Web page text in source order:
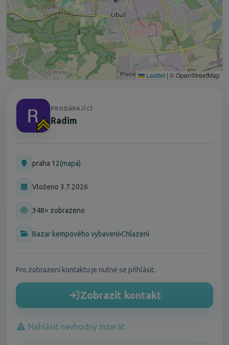
Leaflet | © OpenStreetMap
PRODÁVAJÍCÍ
Radim
praha 12(mapa)
Vloženo 3.7.2026
348× zobrazeno
Bazar kempového vybavení›Chlazení
Pro zobrazení kontaktu je nutné se přihlásit.
Zobrazit kontakt
Nahlásit nevhodný inzerát